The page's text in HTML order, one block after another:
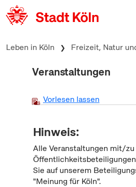
zum Inhalt springen
Leben in Köln Freizeit, Natur
Veranstaltungen
Vorlesen lassen
Hinweis:
Alle Veranstaltungen mit/zu
Sie auf unserem
"Meinung für Köln".